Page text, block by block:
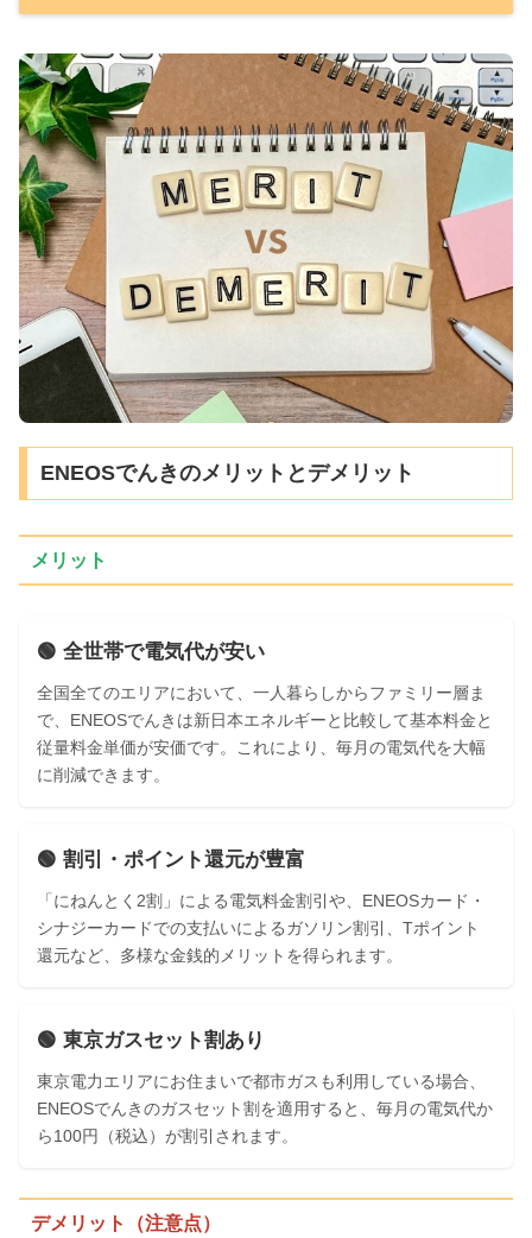
ENEOSでんきのメリットとデメリット
メリット
🟢 全世帯で電気代が安い
全国全てのエリアにおいて、一人暮らしからファミリー層ま
で、ENEOSでんきは新日本エネルギーと比較して基本料金と
従量料金単価が安価です。これにより、毎月の電気代を大幅
に削減できます。
🟢 割引・ポイント還元が豊富
「にねんとく2割」による電気料金割引や、ENEOSカード・
シナジーカードでの支払いによるガソリン割引、Tポイント
還元など、多様な金銭的メリットを得られます。
🟢 東京ガスセット割あり
東京電力エリアにお住まいで都市ガスも利用している場合、
ENEOSでんきのガスセット割を適用すると、毎月の電気代か
ら100円（税込）が割引されます。
デメリット（注意点）